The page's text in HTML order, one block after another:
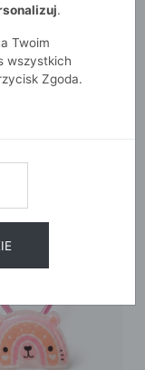
.
Twoim
wszystkich
Zgoda.